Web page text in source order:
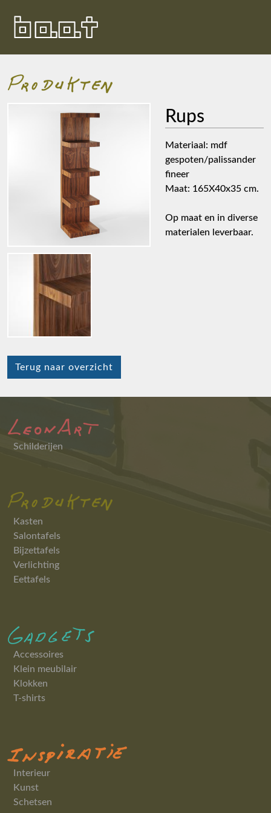
Schilderijen
Kasten
Salontafels
Bijzettafels
Verlichting
Eettafels
Accessoires
Klein meubilair
Klokken
T-shirts
Interieur
Kunst
Schetsen
Rups
Materiaal: mdf
gespoten/palissander
fineer
Maat: 165X40x35 cm.
Op maat en in diverse
materialen leverbaar.
Terug naar overzicht